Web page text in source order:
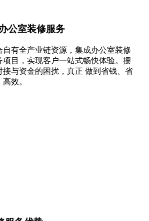
公室装修服务
自有全产业链资源，集成办公室装修
项目，实现客户一站式畅快体验。摆
接与资金的困扰，真正 做到省钱、省
效。